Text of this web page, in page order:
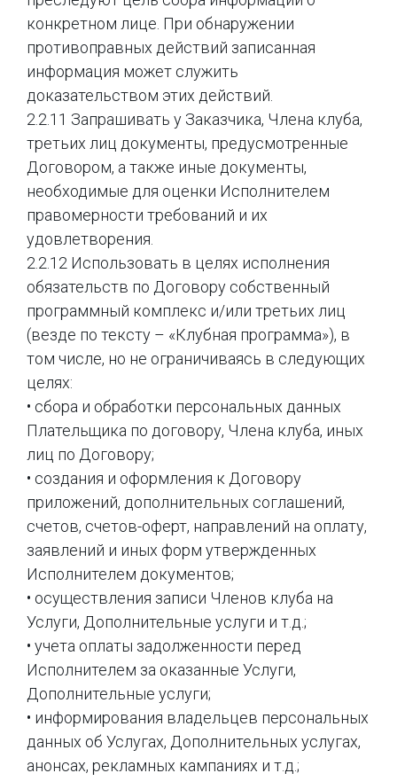
конкретном лице. При обнаружении
противоправных действий записанная
информация может служить
доказательством этих действий.
2.2.11 Запрашивать у Заказчика, Члена клуба,
третьих лиц документы, предусмотренные
Договором, а также иные документы,
необходимые для оценки Исполнителем
правомерности требований и их
удовлетворения.
2.2.12 Использовать в целях исполнения
обязательств по Договору собственный
программный комплекс и/или третьих лиц
(везде по тексту – «Клубная программа»), в
том числе, но не ограничиваясь в следующих
целях:
• сбора и обработки персональных данных
Плательщика по договору, Члена клуба, иных
лиц по Договору;
• создания и оформления к Договору
приложений, дополнительных соглашений,
счетов, счетов-оферт, направлений на оплату,
заявлений и иных форм утвержденных
Исполнителем документов;
• осуществления записи Членов клуба на
Услуги, Дополнительные услуги и т.д.;
• учета оплаты задолженности перед
Исполнителем за оказанные Услуги,
Дополнительные услуги;
• информирования владельцев персональных
данных об Услугах, Дополнительных услугах,
анонсах, рекламных кампаниях и т.д.;